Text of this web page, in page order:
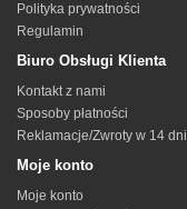
Polityka prywatności
Regulamin
Biuro Obsługi Klienta
Kontakt z nami
Sposoby płatności
Reklamacje/Zwroty w 14 dni
Moje konto
Moje konto